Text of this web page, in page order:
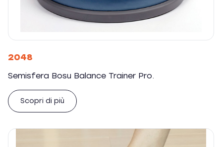
2048
Semisfera Bosu Balance Trainer Pro.
Scopri di più